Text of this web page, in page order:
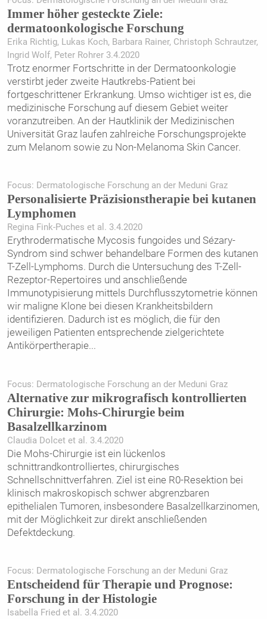
Immer höher gesteckte Ziele:
dermatoonkologische Forschung
Erika Richtig, Lukas Koch, Barbara Rainer, Christoph Schrautzer,
Ingrid Wolf, Peter Rohrer 3.4.2020
Trotz enormer Fortschritte in der Dermatoonkologie
verstirbt jeder zweite Hautkrebs-Patient bei
fortgeschrittener Erkrankung. Umso wichtiger ist es, die
medizinische Forschung auf diesem Gebiet weiter
voranzutreiben. An der Hautklinik der Medizinischen
Universität Graz laufen zahlreiche ­Forschungsprojekte
zum Melanom sowie zu Non-Melanoma Skin Cancer.
Focus: Dermatologische Forschung an der Meduni Graz
Personalisierte Präzisionstherapie bei kutanen
Lymphomen
Regina Fink-Puches et al. 3.4.2020
Erythrodermatische Mycosis fungoides und Sézary-
Syndrom sind schwer behandelbare Formen des kutanen
T-Zell-Lymphoms. Durch die Untersuchung des T-Zell-
Rezeptor-Repertoires und anschließende
Immunotypisierung mittels Durchflusszytometrie können
wir maligne Klone bei diesen Krankheits­bildern
identifizieren. Dadurch ist es möglich, die für den
jeweiligen Patienten entsprechende zielgerichtete
Antikörpertherapie...
Focus: Dermatologische Forschung an der Meduni Graz
Alternative zur mikrografisch kontrollierten
Chirurgie: Mohs-Chirurgie beim
Basalzellkarzinom
Claudia Dolcet et al. 3.4.2020
Die Mohs-Chirurgie ist ein lückenlos
schnittrandkontrolliertes, chirurgisches
Schnellschnittverfahren. Ziel ist eine R0-Resektion bei
klinisch makroskopisch schwer abgrenzbaren
epithelialen Tumoren, insbesondere Basalzellkarzinomen,
mit der Möglichkeit zur direkt anschließenden
Defektdeckung.
Focus: Dermatologische Forschung an der Meduni Graz
Entscheidend für Therapie und Prognose:
Forschung in der Histologie
Isabella Fried et al. 3.4.2020